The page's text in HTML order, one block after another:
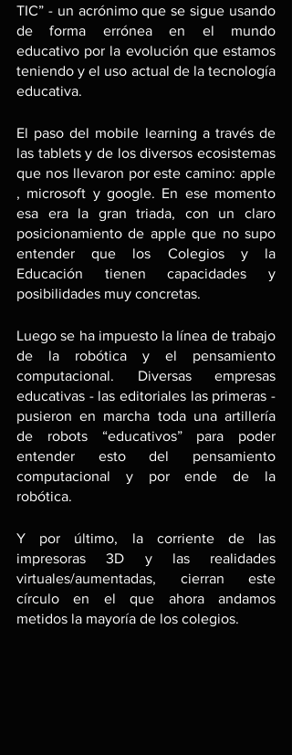
TIC” - un acrónimo que se sigue usando
de forma errónea en el mundo
educativo por la evolución que estamos
teniendo y el uso actual de la tecnología
educativa.
El paso del mobile learning a través de
las tablets y de los diversos ecosistemas
que nos llevaron por este camino: apple
, microsoft y google. En ese momento
esa era la gran triada, con un claro
posicionamiento de apple que no supo
entender que los Colegios y la
Educación tienen capacidades y
posibilidades muy concretas.
Luego se ha impuesto la línea de trabajo
de la robótica y el pensamiento
computacional. Diversas empresas
educativas - las editoriales las primeras -
pusieron en marcha toda una artillería
de robots “educativos” para poder
entender esto del pensamiento
computacional y por ende de la
robótica.
Y por último, la corriente de las
impresoras 3D y las realidades
virtuales/aumentadas, cierran este
círculo en el que ahora andamos
metidos la mayoría de los colegios.